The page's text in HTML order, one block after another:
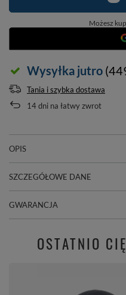
Możesz
Wysyłka jutro
Tania i szybka dostawa
14dni na łatwy zwrot
OPIS
SZCZEGÓŁOWE DANE
GWARANCJA
OSTATNIO